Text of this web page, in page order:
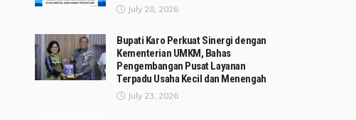
July 28, 2026
Bupati Karo Perkuat Sinergi dengan
Kementerian UMKM, Bahas
Pengembangan Pusat Layanan
Terpadu Usaha Kecil dan Menengah
July 23, 2026